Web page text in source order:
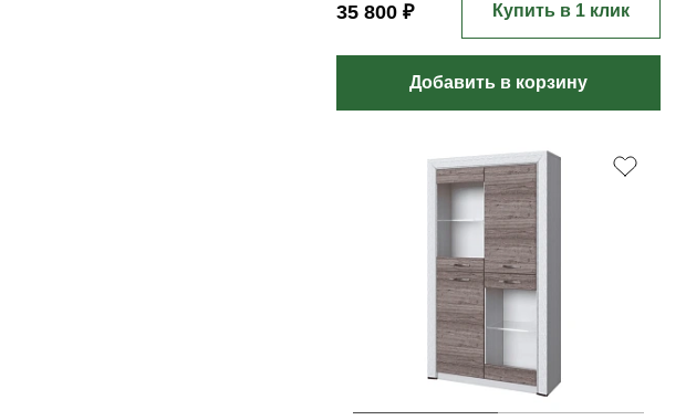
35 800 ₽ Купить в 1 клик
Добавить в корзину